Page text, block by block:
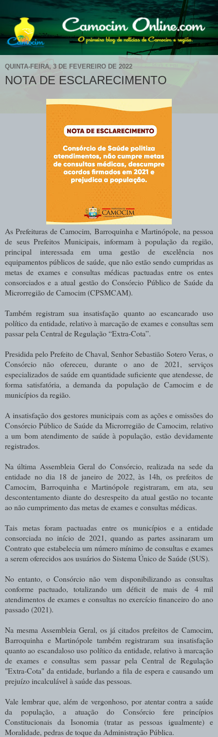
QUINTA-FEIRA, 3 DE FEVEREIRO DE 2022
NOTA DE ESCLARECIMENTO
As Prefeituras de Camocim, Barroquinha e Martinópole, na pessoa
de seus Prefeitos Municipais, informam à população da região,
principal interessada em uma gestão de excelência nos
equipamentos públicos de saúde, que não estão sendo cumpridas as
metas de exames e consultas médicas pactuadas entre os entes
consorciados e a atual gestão do Consórcio Público de Saúde da
Microrregião de Camocim (CPSMCAM).
Também registram sua insatisfação quanto ao escancarado uso
político da entidade, relativo à marcação de exames e consultas sem
passar pela Central de Regulação “Extra-Cota”.
Presidida pelo Prefeito de Chaval, Senhor Sebastião Sotero Veras, o
Consórcio não ofereceu, durante o ano de 2021, serviços
especializados de saúde em quantidade suficiente que atendesse, de
forma satisfatória, a demanda da população de Camocim e de
municípios da região.
A insatisfação dos gestores municipais com as ações e omissões do
Consórcio Público de Saúde da Microrregião de Camocim, relativo
a um bom atendimento de saúde à população, estão devidamente
registrados.
Na última Assembleia Geral do Consórcio, realizada na sede da
entidade no dia 18 de janeiro de 2022, às 14h, os prefeitos de
Camocim, Barroquinha e Martinópole registraram, em ata, seu
descontentamento diante do desrespeito da atual gestão no tocante
ao não cumprimento das metas de exames e consultas médicas.
Tais metas foram pactuadas entre os municípios e a entidade
consorciada no início de 2021, quando as partes assinaram um
Contrato que estabelecia um número mínimo de consultas e exames
a serem oferecidos aos usuários do Sistema Único de Saúde (SUS).
No entanto, o Consórcio não vem disponibilizando as consultas
conforme pactuado, totalizando um déficit de mais de 4 mil
atendimentos de exames e consultas no exercício financeiro do ano
passado (2021).
Na mesma Assembleia Geral, os já citados prefeitos de Camocim,
Barroquinha e Martinópole também registraram sua insatisfação
quanto ao escandaloso uso político da entidade, relativo à marcação
de exames e consultas sem passar pela Central de Regulação
"Extra-Cota" da entidade, burlando a fila de espera e causando um
prejuízo incalculável à saúde das pessoas.
Vale lembrar que, além de vergonhoso, por atentar contra a saúde
da população, a atuação do Consórcio fere princípios
Constitucionais da Isonomia (tratar as pessoas igualmente) e
Moralidade, pedras de toque da Administração Pública.